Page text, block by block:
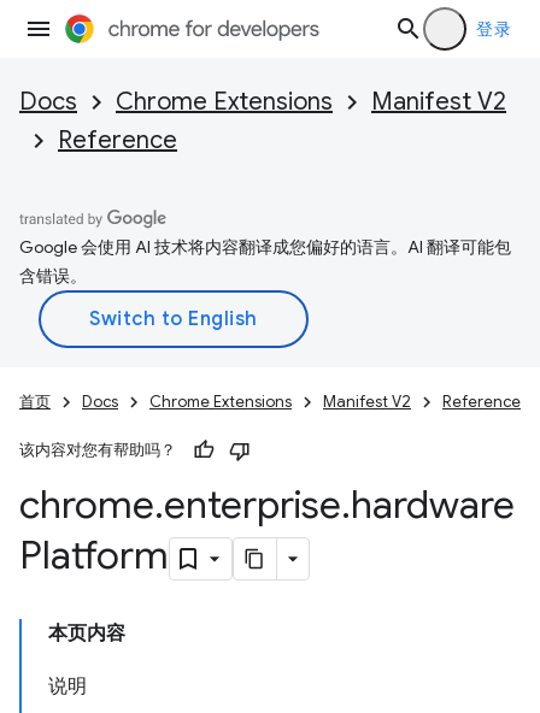
登录
Docs Chrome Extensions
Manifest V2
Reference
Google 会使用 AI 技术将内容翻译成您偏好的语言。AI 翻译可能包
含错误。
首页 Docs Chrome Extensions Manifest V2 Reference
该内容对您有帮助吗？
chrome.enterprise.hardware
Platform
本页内容
说明